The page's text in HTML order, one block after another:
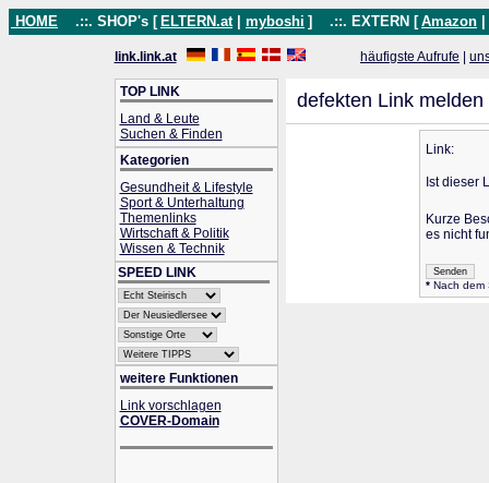
HOME .::. SHOP's [ ELTERN.at myboshi ] .::. EXTERN [ Amazon
link.link.at häufigste Aufrufe
TOP LINK
Land & Leute
Suchen & Finden
Kategorien
Gesundheit & Lifestyle
Sport & Unterhaltung
Themenlinks
Wirtschaft & Politik
Wissen & Technik
SPEED LINK
weitere Funktionen
Link vorschlagen
COVER-Domain
defekten Link melden
Link:
Ist dieser
Kurze
es nicht
*Nach dem